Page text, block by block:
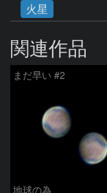
火星
関連作品
まだ早い #2
地球の為